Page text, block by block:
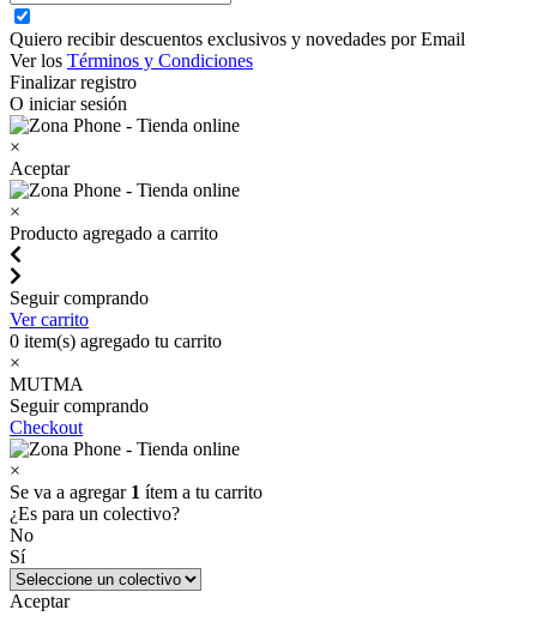
Quiero recibir descuentos exclusivos y novedades por Email
Ver los Términos y Condiciones
Finalizar registro
O iniciar sesión
×
Aceptar
×
Producto agregado a carrito
Seguir comprando
Ver carrito
0 item(s) agregado tu carrito
×
MUTMA
Seguir comprando
Checkout
×
Se va a agregar 1 ítem a tu carrito
¿Es para un colectivo?
No
Sí
Aceptar